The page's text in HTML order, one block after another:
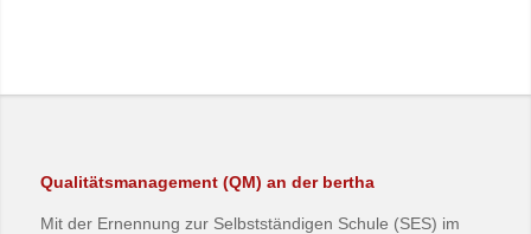
Qualitätsmanagement (QM) an der bertha
Mit der Ernennung zur Selbstständigen Schule (SES) im